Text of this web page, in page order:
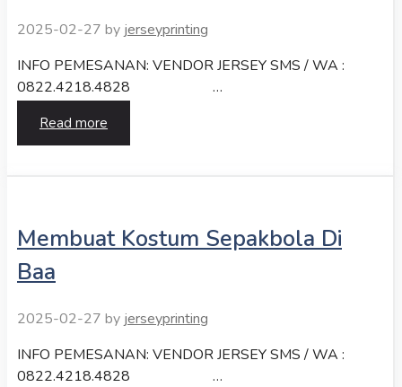
2025-02-27 by jerseyprinting
INFO PEMESANAN: VENDOR JERSEY SMS / WA :
0822.4218.4828 …
Read more
Membuat Kostum Sepakbola Di
Baa
2025-02-27 by jerseyprinting
INFO PEMESANAN: VENDOR JERSEY SMS / WA :
0822.4218.4828 …